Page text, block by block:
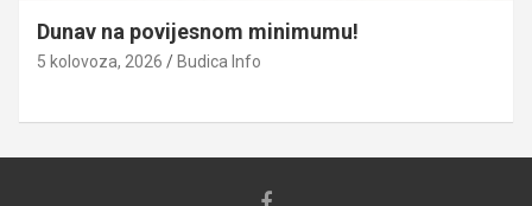
Dunav na povijesnom minimumu!
5 kolovoza, 2026 Budica Info